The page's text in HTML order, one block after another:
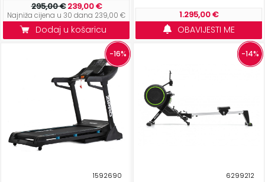
295,00 €239,00 €
Najniža cijena u 30 dana 239,00 €
Dodaj u košaricu
1.295,00 €
OBAVIJESTI ME
-16%
1592690
-14%
6299212